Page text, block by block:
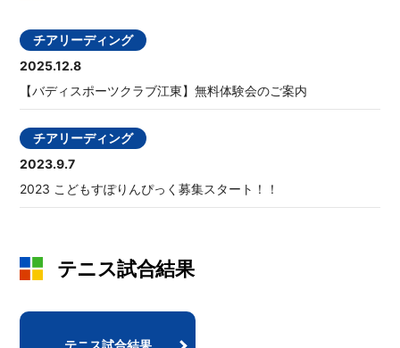
チアリーディング
2025.12.8
【バディスポーツクラブ江東】無料体験会のご案内
チアリーディング
2023.9.7
2023 こどもすぽりんぴっく募集スタート！！
テニス試合結果
テニス試合結果